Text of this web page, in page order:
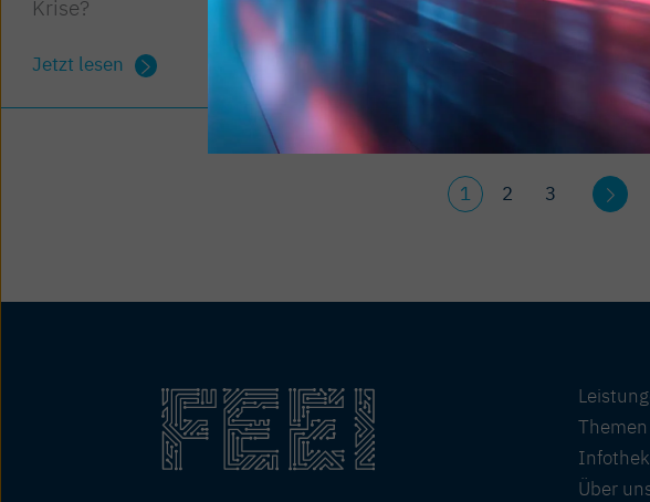
Krise?
Jetzt lesen
1 2 3
Themen
Infothek
Über